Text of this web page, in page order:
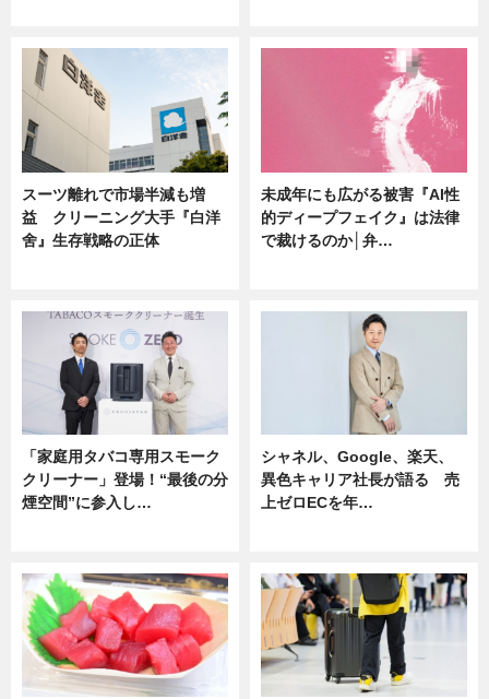
スーツ離れで市場半減も増
益 クリーニング大手『白洋
舍』生存戦略の正体
未成年にも広がる被害『AI性
的ディープフェイク』は法律
で裁けるのか│弁…
「家庭用タバコ専用スモーク
クリーナー」登場！“最後の分
煙空間”に参入し…
シャネル、Google、楽天、
異色キャリア社長が語る 売
上ゼロECを年…